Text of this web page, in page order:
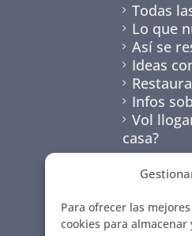
Para ofrecer las
cookies para
Todas
Lo que
Así se
Ideas
Infos
Vol
casa?